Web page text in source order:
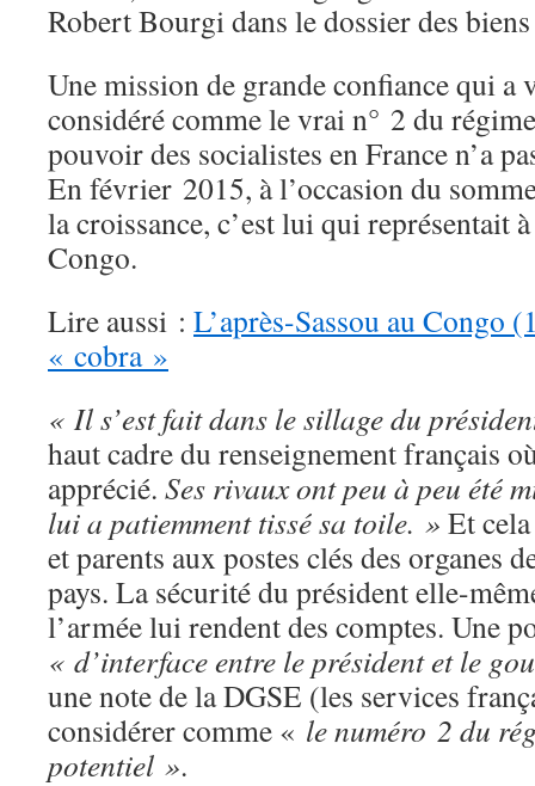
Robert Bourgi dans le dossier des
Une mission de grande confiance qui a
considéré comme le vrai n° 2 du
pouvoir des socialistes en France n’a
En février 2015, à l’occasion du
la croissance, c’est lui qui représentait
Congo.
Lire aussi : L’après-Sassou au Congo
« cobra »
« Il s’est fait dans le sillage du
haut cadre du renseignement français
apprécié. Ses rivaux ont peu à peu été
lui a patiemment tissé sa toile. » Et
et parents aux postes clés des organes
pays. La sécurité du président elle-
l’armée lui rendent des comptes. Une
« d’interface entre le président et le
une note de la DGSE (les services
considérer comme « le numéro 2 du
potentiel ».